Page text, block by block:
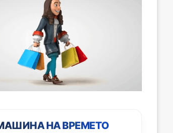
НА ВРЕМЕТО